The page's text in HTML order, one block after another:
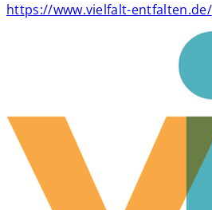
https://www.vielfalt-entfalten.de/